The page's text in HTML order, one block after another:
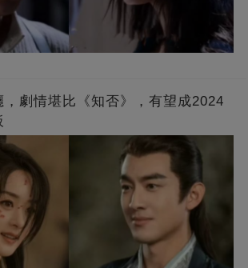
劇情堪比《知否》，有望成2024